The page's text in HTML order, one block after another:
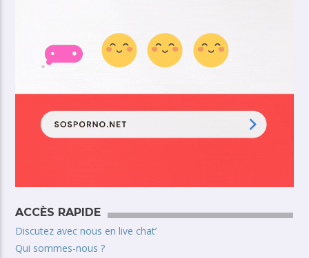
ACCÈS RAPIDE
Discutez avec nous en live chat’
Qui sommes-nous ?